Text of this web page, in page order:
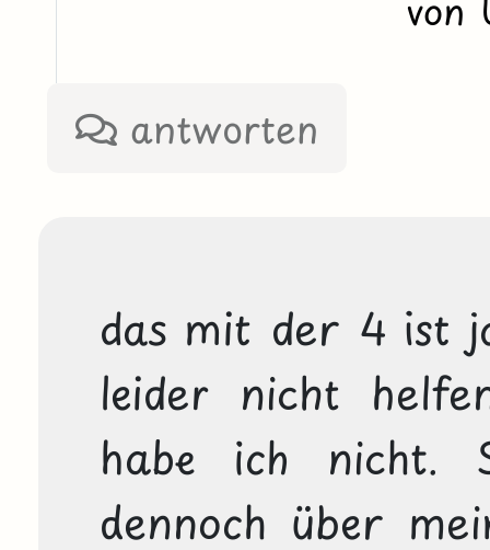
antworten
das mit der 4 ist
leider nicht
habe ich nicht.
dennoch über